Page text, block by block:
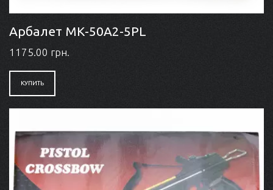
Арбалет МК-50A2-5PL
1175.00 грн.
КУПИТЬ